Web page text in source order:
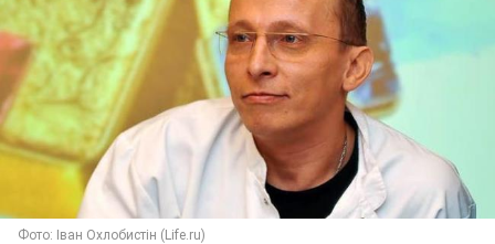
Фото: Іван Охлобистін (Life.ru)